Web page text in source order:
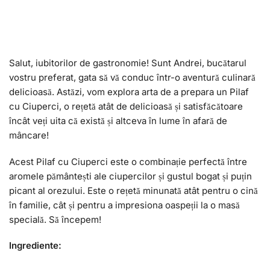
Salut, iubitorilor de gastronomie! Sunt Andrei, bucătarul
vostru preferat, gata să vă conduc într-o aventură culinară
delicioasă. Astăzi, vom explora arta de a prepara un Pilaf
cu Ciuperci, o rețetă atât de delicioasă și satisfăcătoare
încât veți uita că există și altceva în lume în afară de
mâncare!
Acest Pilaf cu Ciuperci este o combinație perfectă între
aromele pământești ale ciupercilor și gustul bogat și puțin
picant al orezului. Este o rețetă minunată atât pentru o cină
în familie, cât și pentru a impresiona oaspeții la o masă
specială. Să începem!
Ingrediente: